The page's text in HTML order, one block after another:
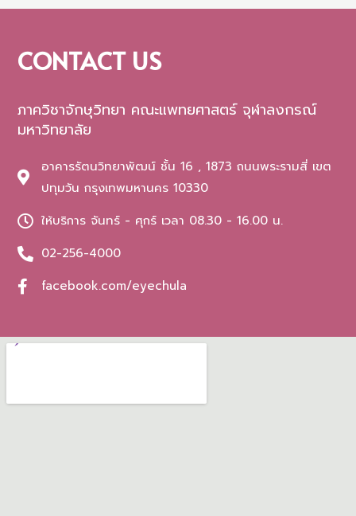
CONTACT US
ภาควิชาจักษุวิทยา คณะแพทยศาสตร์ จุฬาลงกรณ์
มหาวิทยาลัย
อาคารรัตนวิทยาพัฒน์ ชั้น 16 , 1873 ถนนพระรามสี่ เขต
ปทุมวัน กรุงเทพมหานคร 10330
ให้บริการ จันทร์ - ศุกร์ เวลา 08.30 - 16.00 น.
02-256-4000
facebook.com/eyechula